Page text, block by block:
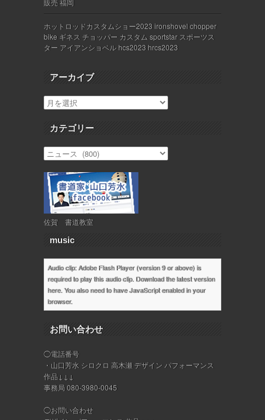
販売 福岡
ホットロッドカスタムショー2023 ironshovel chopper
bike ギネス チョッパー カスタム sportstar スポーツス
ター アイアンショベル hcs2023 hrcs2023
アーカイブ
カテゴリー
佐賀 書道教室
music
Audio clip: Adobe Flash Player (version 9 or above) is
required to play this audio clip. Download the latest version
here. You also need to have JavaScript enabled in your
browser.
お問い合わせ
◯電話番号
・山口芳水 シロクロ 高木瀬 デザイン パフォーマンス
作品↓↓↓
事務局 080-3980-0045
◯お問い合わせ